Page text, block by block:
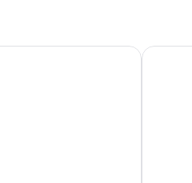
Ottawa Airport